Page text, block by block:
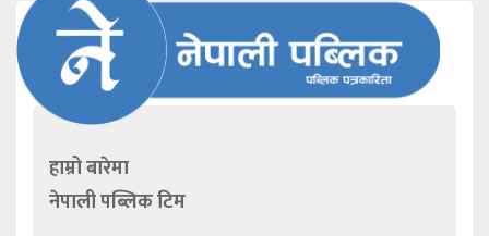
हाम्रो बारेमा
नेपाली पब्लिक टिम